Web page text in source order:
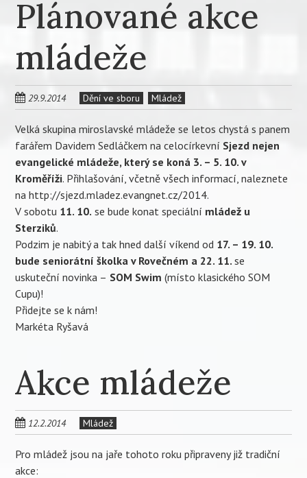
Plánované akce
mládeže
29.9.2014 Dění ve sboru Mládež
Velká skupina miroslavské mládeže se letos chystá s panem
farářem Davidem Sedláčkem na celocírkevní Sjezd nejen
evangelické mládeže, který se koná 3. – 5. 10. v
Kroměříži. Přihlašování, včetně všech informací, naleznete
na http://sjezd.mladez.evangnet.cz/2014.
V sobotu 11. 10. se bude konat speciální mládež u
Sterziků.
Podzim je nabitý a tak hned další víkend od 17. – 19. 10.
bude seniorátní školka v Rovečném a 22. 11.se
uskuteční novinka – SOM Swim (místo klasického SOM
Cupu)!
Přidejte se k nám!
Markéta Ryšavá
Akce mládeže
12.2.2014 Mládež
Pro mládež jsou na jaře tohoto roku připraveny již tradiční
akce: